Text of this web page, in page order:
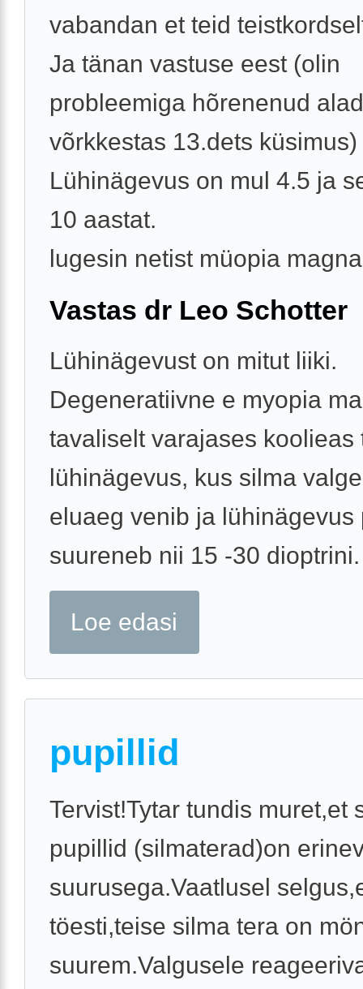
vabandan et teid
Ja tänan vastuse eest (olin
probleemiga hõrenenud alad
võrkkestas 13.dets küsimus)
Lühinägevus on mul 4.5 ja
10 aastat.
lugesin netist müopia
Vastas dr Leo Schotter
Lühinägevust on mitut liiki.
Degeneratiivne e myopia
tavaliselt varajases koolieas
lühinägevus, kus silma
eluaeg venib ja lühinägevus
suureneb nii 15 -30
Loe edasi
pupillid
Tervist!Tytar tundis muret,et
pupillid (silmaterad)on
suurusega.Vaatlusel
töesti,teise silma tera on
suurem.Valgusele